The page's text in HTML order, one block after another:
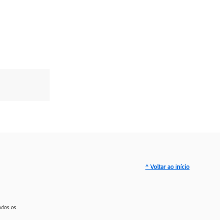
os
^ Voltar ao início